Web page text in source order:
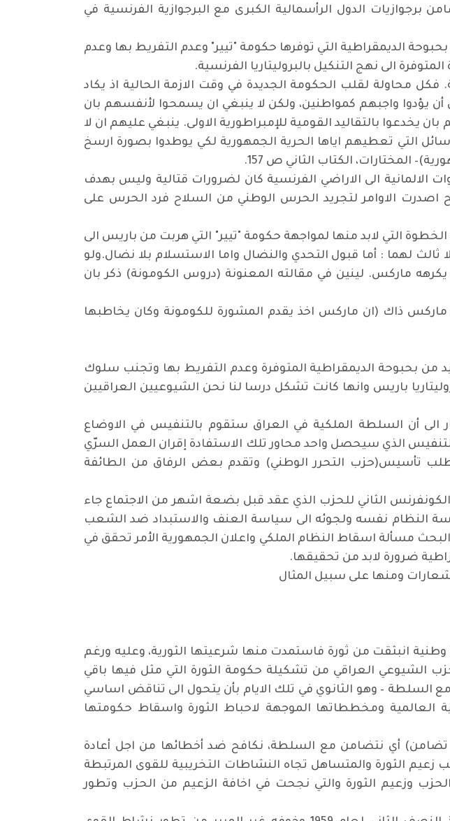
الدول الرأسمالية الكبرى مع البرجوازية الفرنسية في
الديمقراطية التي توفرها حكومة "تيير" وعدم التفريط بها وعدم
الى نهج التنكيل بالبروليتاريا الفرنسية.
محاولة لقلب الحكومة الجديدة في وقت الازمة الحالية اذ يكاد
يؤدوا واجبهم كمواطنين، ولكن لا ينبغي ان يسمحوا لأنفسهم بان
الفرنسيون لأنفسهم بان يخدعوا بالتقاليد القومية للإمبراطورية الاولى. ينبغي عليهم ان لا
التي تعطيهم اياها الحرية الجمهورية لكي يوطدوا بصورة ارسخ
الكتاب الثاني ص 157.
الالمانية الى الاراضي الفرنسية كان لضرورات قتالية وليس بهدف
اصدرت الاوامر لتجريد الحرس الوطني من السلاح فرد الحرس على
التي لابد منها لمواجهة حكومة "تيير" التي هربت من باريس الى
لهما : أما قبول التحدي والنضال واما الاستسلام بلا نضال.ولو
ماركس. لينين في مقالته المعنونة (دروس الكومونة) ذكر بان
ذاك (ان ماركس اخذ يقدم المشورة للكومونة وكان يخاطبها
من بحبوحة الديمقراطية المتوفرة وعدم التفريط بها وتجنب سلوك
باريس وانها كانت تشكل درسا لنا نحن الشيوعيين العراقيين
فهد، في التقرير الذي قدمه الى المؤتمر الأول للحزب عام 1945 أشار الى أن السلطة الملكية في العراق ستقوم بالتنفيس في الاوضاع
الذي سيحصل واحد محاور تلك الاستفادة إقران العمل السرّي
تأسيس(حزب التحرر الوطني) وتقدم بعض الرفاق من الطائفة
للحزب عام 1956 على احد استنتاجات الكونفرنس الثاني للحزب الذي عقد قبل بضعة اشهر من الاجتماع جاء
النظام نفسه ولجوئه الى سياسة العنف والاستبداد ضد الشعب
مسألة اسقاط النظام الملكي واعلان الجمهورية الأمر تحقق في
ومنها على سبيل المثال
انبثقت من ثورة فاستمدت منها شرعيتها الثورية، وعليه ورغم
العراقي من تشكيلة حكومة الثورة التي مثل فيها باقي
1957، ولا ندع التناقض معها - - مع السلطة – وهو الثانوي في تلك الايام بأن يتحول الى تناقض اساسي
العالمية ومخططاتها الموجهة لاحباط الثورة واسقاط حكومتها
أي نتضامن مع السلطة، نكافح ضد أخطائها من اجل أعادة
الثورة والمتساهل تجاه النشاطات التخريبية للقوى المرتبطة
وزعيم الثورة والتي نجحت في اخافة الزعيم من الحزب وتطور